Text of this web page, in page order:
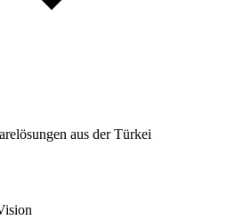
aus der Türkei